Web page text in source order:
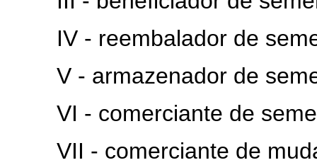
IV - reembalador de
V - armazenador de
VI - comerciante de
VII - comerciante de